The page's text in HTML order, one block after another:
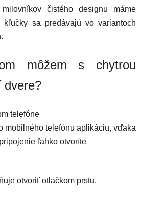
čistého designu máme
kľučky sa predávajú vo variantoch
môžem s chytrou
dvere?
telefóne
mobilného telefónu aplikáciu, vďaka
ľahko otvoríte
otvoriť otlačkom prstu.